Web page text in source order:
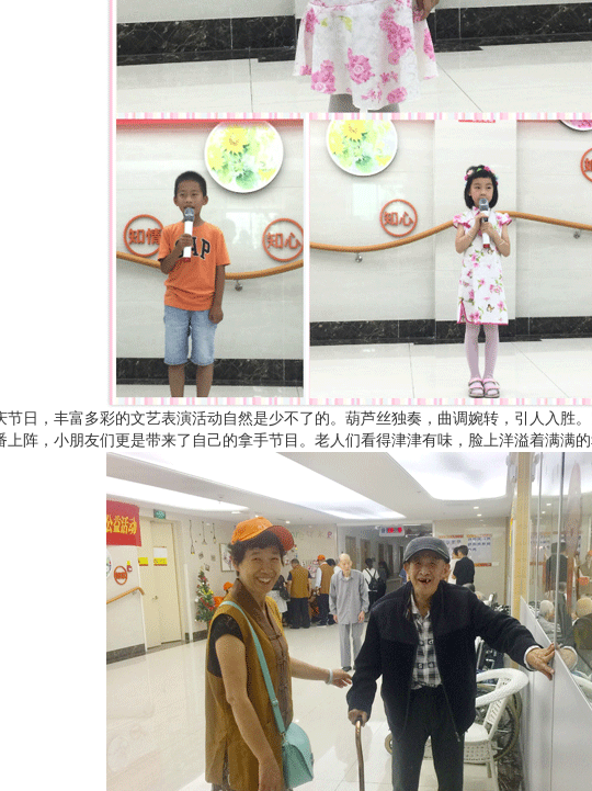
节日，丰富多彩的文艺表演活动自然是少不了的。葫芦丝独奏，曲调婉转，引人入胜
上阵，小朋友们更是带来了自己的拿手节目。老人们看得津津有味，脸上洋溢着满满的